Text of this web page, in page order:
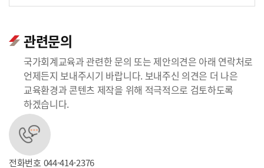
관련문의
국가회계교육과 관련한 문의 또는 제안의견은 아래 연락처로
언제든지 보내주시기 바랍니다. 보내주신 의견은 더 나은
교육환경과 콘텐츠 제작을 위해 적극적으로 검토하도록
하겠습니다.
전화번호 044-414-2376